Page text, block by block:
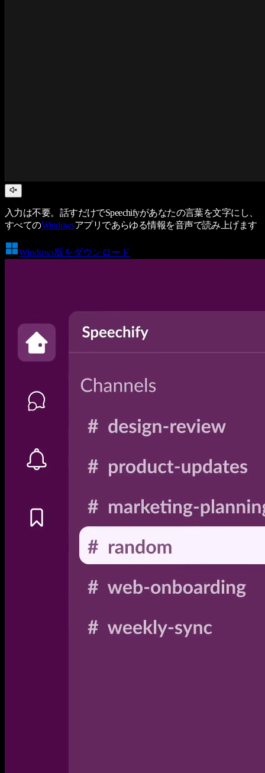
入力は不要。話すだけでSpeechifyがあなたの言葉を文字にし、
すべてのWindowsアプリであらゆる情報を音声で読み上げます
Windows版をダウンロード